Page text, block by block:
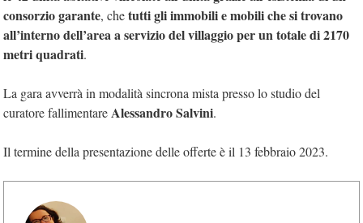
consorzio garante, chetutti gli immobili e mobili che si trovano
all’interno dell’area a servizio del villaggio per un totale di 2170
metri quadrati.
La gara avverrà in modalità sincrona mista presso lo studio del
curatore fallimentareAlessandro Salvini.
Il termine della presentazione delle offerte è il 13 febbraio 2023.